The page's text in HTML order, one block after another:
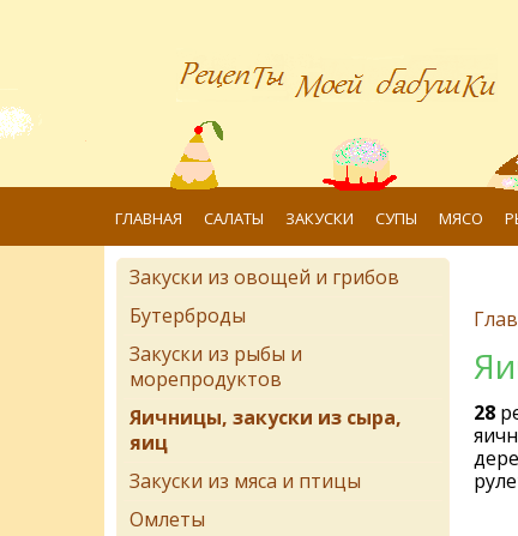
ГЛАВНАЯ САЛАТЫ ЗАКУСКИ СУПЫ МЯСО
28
Закуски из овощей и грибов
Бутерброды
Закуски из рыбы и
морепродуктов
Яичницы, закуски из сыра,
яиц
Закуски из мяса и птицы
Омлеты